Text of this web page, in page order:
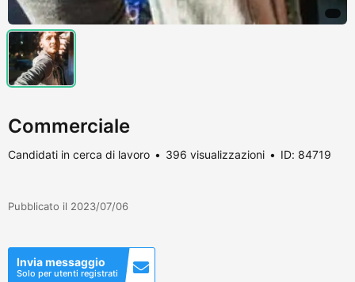
Commerciale
Candidati in cerca di lavoro 396 visualizzazioni ID: 84719
Pubblicato il 2023/07/06
Invia messaggio
Solo per utenti registrati